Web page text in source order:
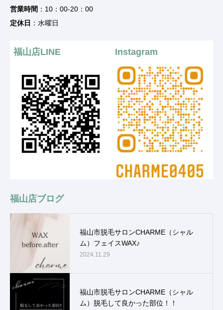
営業時間 ：10：00-20：00
定休日 ：水曜日
福山店LINE Instagram
福山店ブログ
福山市脱毛サロンCHARME（シャル
ム）フェイスWAX♪
2024.11.29
福山市脱毛サロンCHARME（シャル
ム）脱毛して良かった部位！！